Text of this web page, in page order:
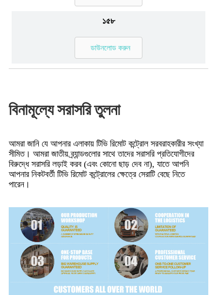
১৫৮
ডাউনলোড করুন
বিনামূল্যে সরাসরি তুলনা
আমরা জানি যে আপনার এলাকায় টিভি রিমোট কন্ট্রোল সরবরাহকারীর সংখ্যা
সীমিত। আমরা জাতীয় ব্র্যান্ডগুলোর সাথে তাদের সরাসরি প্রতিযোগীদের
বিরুদ্ধে সরাসরি লড়াই করব (এবং কোনো ছাড় দেব না), যাতে আপনি
আপনার নিকটবর্তী টিভি রিমোট কন্ট্রোলের ক্ষেত্রে সেরাটি বেছে নিতে
পারেন।